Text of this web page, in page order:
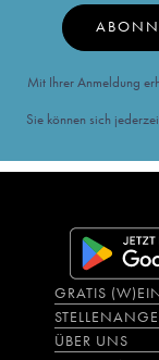
Mit Ihrer Anmeldung
Sie können sich
GRATIS
ÜBER UNS